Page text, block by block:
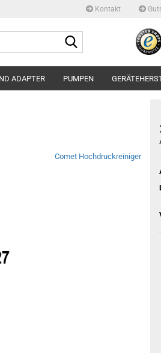
Kontakt
ADAPTER PUMPEN
Comet Hochdruckreiniger